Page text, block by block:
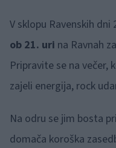
V sklopu Ravenskih
ob 21. uri na Ravnah
Pripravite se na večer,
zajeli energija, rock
Na odru se jim bosta
domača koroška